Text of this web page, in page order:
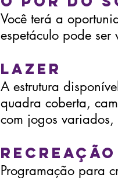
Você terá a
espetáculo pode
Lazer
A estrutura
quadra coberta,
com jogos
Recreação
Programação para